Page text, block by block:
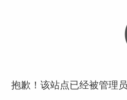
抱歉！该站点已经被管理